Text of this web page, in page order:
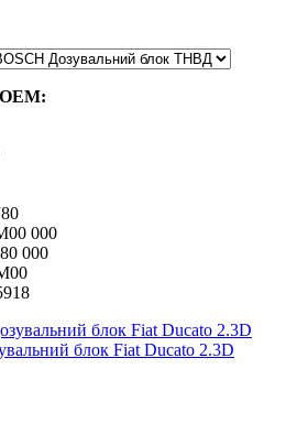
ОЕМ:
000
000
блок Fiat Ducato 2.3D